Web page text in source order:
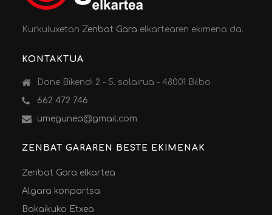
KurkuluxetanZenbat Gara elkartearen ekimena da.
KONTAKTUA
Done Bikendi 2 - 5. solairua - 48001 Bilbo
662 472 746
umegunea@gmail.com
ZENBAT GARAREN BESTE EKIMENAK
Zenbat Gara elkartea
Algara konpartsa
Bakaikuko Etxea